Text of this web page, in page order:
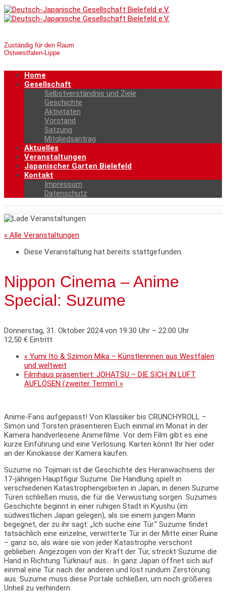
Zuständig für den Raum
Ostwestfalen-Lippe
Home
Gesellschaft
Selbstverständnis und Ziele
Geschichte
Aktivitäten
Vorstand
Satzung
Mitgliedsantrag
Aktuelles
Veranstaltungen
Japanischer Garten Bielefeld
Kontakt
Impressum
Datenschutz
« Alle Veranstaltungen
Diese Veranstaltung hat bereits stattgefunden.
Nippon Cinema – Anime
Special: Suzume
Donnerstag, 31. Oktober 2024 von 19:30 Uhr – 22:00 Uhr
12,50 € Eintritt
« Yumi Ito & Szimon Mika – Künstlerinnen aus Westfalen
und weltweit
Filmhaus präsentiert: JOHATSU – DIE SICH IN LUFT
AUFLÖSEN (zweiter Termin) »
Anime-Fans aufgepasst! Von Klassiker bis CRUNCHYROLL –
Simon und Torsten präsentieren Euch einmal im Monat in der
Kamera handverlesene Animefilme. Vor dem Film gibt es eine
kurze Einführung und eine Verlosung. Karten könnt Ihr hier oder
an der Kinokasse der Kamera kaufen.
Suzume no Tojimari ist die Geschichte des Heranwachsens der
17-jährigen Hauptfigur Suzume. Die Handlung spielt in
verschiedenen Katastrophengebieten in Japan, in denen Suzume
Türen schließen muss, die für die Verwüstung sorgen. Suzumes
Geschichte beginnt in einer ruhigen Stadt in Kyushu (im
südwestlichen Japan gelegen), als sie einem jungen Mann
begegnet, der zu ihr sagt: „Ich suche eine Tür.“ Suzume findet
tatsächlich eine einzelne, verwitterte Tür in der Mitte einer Ruine
– ganz so, als wäre sie von jeder Katastrophe verschont
geblieben. Angezogen von der Kraft der Tür, streckt Suzume die
Hand in Richtung Türknauf aus… In ganz Japan öffnet sich auf
einmal eine Tür nach der anderen und löst rundum Zerstörung
aus. Suzume muss diese Portale schließen, um noch größeres
Unheil zu verhindern.